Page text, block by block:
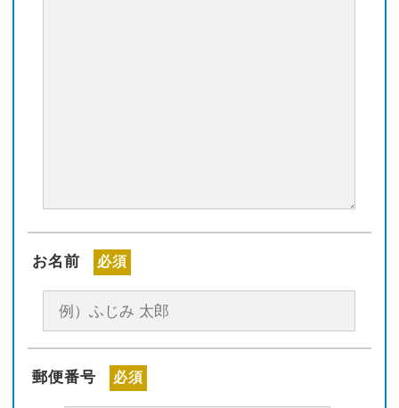
お名前 必須
郵便番号 必須